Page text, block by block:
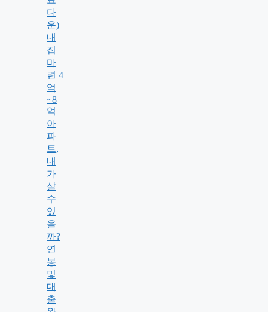
다
운)
내
집
마
련 4
억
~8
억
아
파
트,
내
가
살
수
있
을
까?
연
봉
및
대
출